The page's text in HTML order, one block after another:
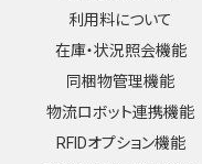
利用料について
在庫・状況照会機能
同梱物管理機能
物流ロボット連携機能
RFIDオプション機能